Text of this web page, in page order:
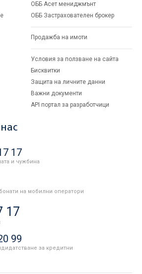
ОББ Асет мениджмънт
ОББ Застрахователен брокер
Продажба на имоти
Условия за ползване на сайта
Бисквитки
Защита на личните данни
Важни документи
API портал за разработчици
17
и чужбина
на мобилни оператори
17
99
за кредитни